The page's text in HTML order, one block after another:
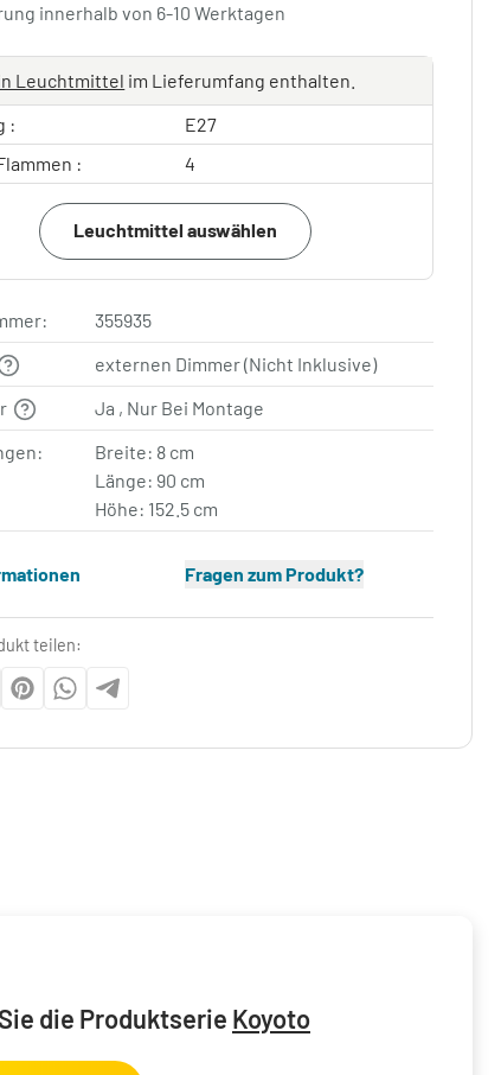
innerhalb von 6-10 Werktagen
Leuchtmittel im Lieferumfang enthalten.
:
E27
:
4
Leuchtmittel auswählen
355935
externen Dimmer (Nicht Inklusive)
Ja , Nur Bei Montage
Breite: 8 cm
Länge: 90 cm
Höhe: 152.5 cm
Fragen zum Produkt?
teilen:
die Produktserie Koyoto